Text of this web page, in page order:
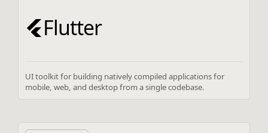
Flutter
UI toolkit for building natively compiled applications for
mobile, web, and desktop from a single codebase.